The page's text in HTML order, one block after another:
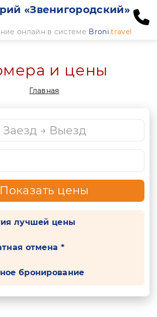
«Звенигородский»
онлайн в системе Broni.travel
и цены
Главная
Показать цены
лучшей цены
отмена *
бронирование